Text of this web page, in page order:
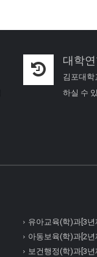
대학연
김포대학
하실 수
유아교육(학)과[3년
아동보육(학)과[2년
보건행정(학)과[3년